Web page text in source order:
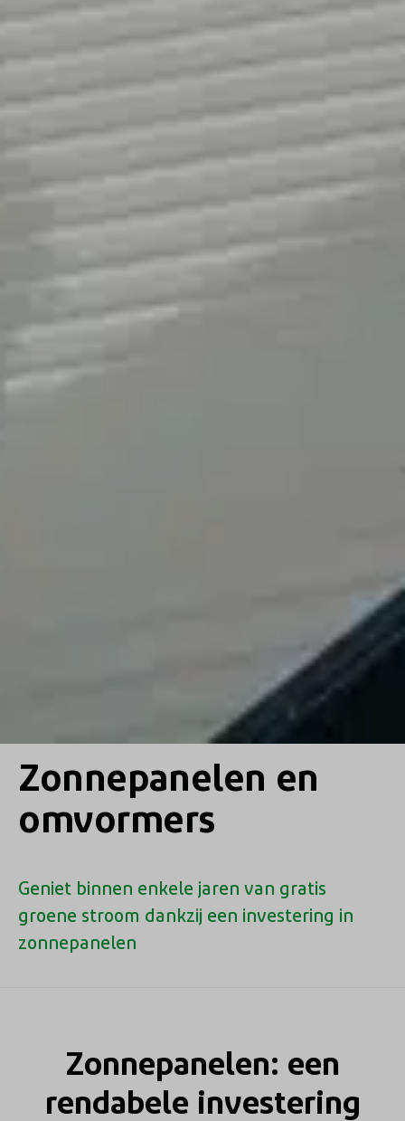
Zonnepanelen en
omvormers
Geniet binnen enkele jaren van gratis
groene stroom dankzij een investering in
zonnepanelen
Zonnepanelen: een
rendabele investering